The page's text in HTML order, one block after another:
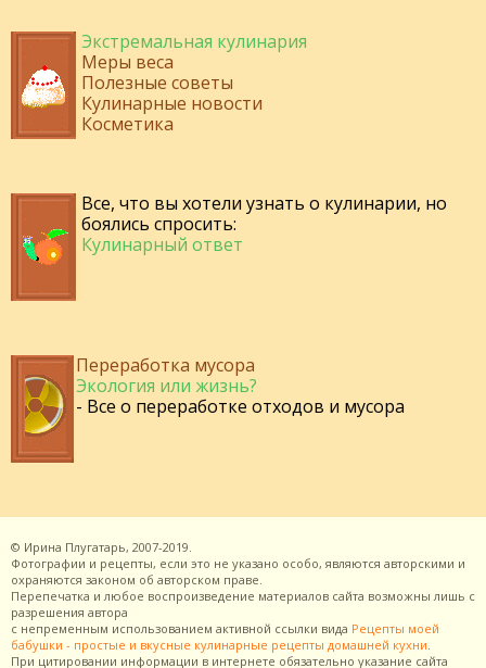
Экстремальная кулинария
Меры веса
Полезные советы
Кулинарные новости
Косметика
Все, что вы хотели узнать о кулинарии, но
боялись спросить:
Кулинарный ответ
Переработка мусора
Экология или жизнь?
- Все о переработке отходов и мусора
© Ирина Плугатарь, 2007-2019.
Фотографии и рецепты, если это не указано особо, являются авторскими и
охраняются законом об авторском праве.
Перепечатка и любое воспроизведение материалов сайта возможны лишь с
разрешения автора
с непременным использованием активной ссылки вида Рецепты моей
бабушки - простые и вкусные кулинарные рецепты домашней кухни.
При цитировании информации в интернете обязательно указание сайта